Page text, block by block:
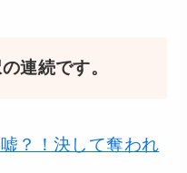
連続です。
？！決して奪われ